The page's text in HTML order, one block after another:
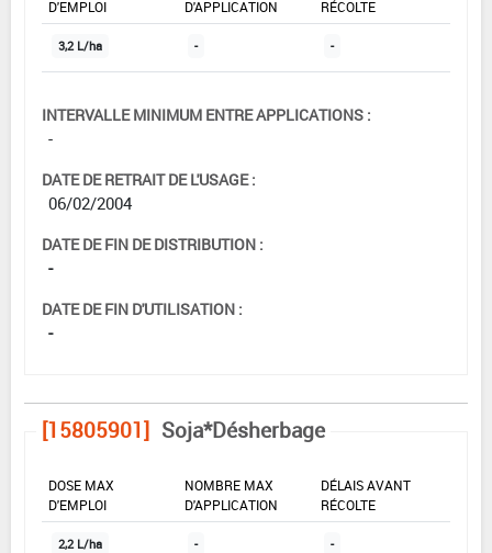
D'EMPLOI D'APPLICATION RÉCOLTE
3,2 L/ha - -
INTERVALLE MINIMUM ENTRE APPLICATIONS :
-
DATE DE RETRAIT DE L'USAGE :
06/02/2004
DATE DE FIN DE DISTRIBUTION :
-
DATE DE FIN D'UTILISATION :
-
[15805901] Soja*Désherbage
DOSE MAX
D'EMPLOI
NOMBRE MAX
D'APPLICATION
DÉLAIS AVANT
RÉCOLTE
2,2 L/ha - -